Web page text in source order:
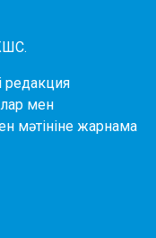
редакция
мен
мәтініне жарнама